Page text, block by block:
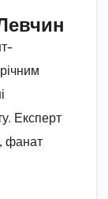
Експерт
фанат